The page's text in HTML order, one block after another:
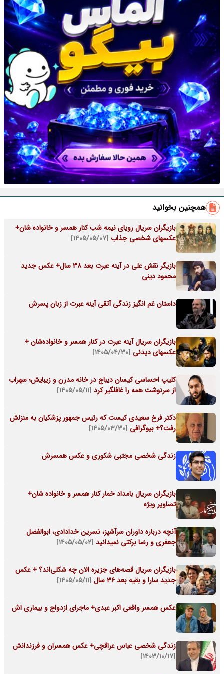
همچنین بخوانید
بازیگران سریال رویای نیمه شب کنار همسر و خانواده شان+
عکسهای شخصی جذاب [۱۴۰۵/۰۵/۰۷]
بازیگر نقش علی در آینه عبرت بعد 38 سال+ عکس جدید
محمود دینی
داستان غم انگیز زندگی آتقی آینه عبرت از زبان پسرش
بازیگران سریال آینه عبرت در کنار همسر و خانواده‌شان +
عکسهای دیدنی [۱۴۰۵/۰۴/۳۰]
کلیپ احساسی کیسان دیباج در خانه مدرن و زیبایش؛ سهراب
از سرنوشت همه را غافلگیر کرد [۱۴۰۵/۰۵/۱۱]
دکتر فرخ سعیدی کیست که رئیس جمهور پزشکیان به منزلش
رفت؟+ بیوگرافی [۱۴۰۵/۰۳/۳۰]
زندگی شخصی مجتبی شکوری و عکس همسرش
بازیگران سریال بامداد خمار کنار همسر و خانواده شان+
تصاویر ویژه
آنچه درباره داوران سرآشپز، نسرین خدادادی، ابوالفضل
جعفری و رضا برکتی نمیدانید [۱۴۰۵/۰۵/۰۲]
بازیگران سریال قصه‌های جزیره الان چه شکلی‌اند؟ + عکس
جدید سارا و بقیه بعد 36 سال
[۱۴۰۵/۰۵/۱۱]
عکس همسر واقعی اکبر عبدی+ ماجرای ازدواج و بیماری اش
زندگی شخصی عباس عراقچی+ عکس همسران و فرزندانش
[۱۴۰۳/۱۰/۱۷]